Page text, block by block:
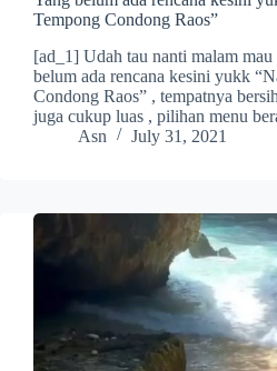
Tempong Condong Raos”
[ad_1] Udah tau nanti malam mau
belum ada rencana kesini yukk
Condong Raos” , tempatnya
juga cukup luas , pilihan menu
Asn
July 31, 2021